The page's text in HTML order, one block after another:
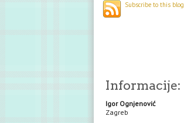
Subscribe to this blog
Informacije:
Igor Ognjenović
Zagreb